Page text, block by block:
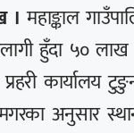
। महाङ्काल
हुँदा ५० लाख
कार्यालय
अनुसार